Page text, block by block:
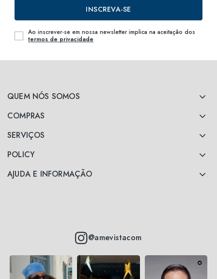
QUEM NÓS SOMOS
COMPRAS
SERVIÇOS
POLICY
AJUDA E INFORMAÇÃO
@amevistacom
INSCREVA-SE
Ao inscrever-se em nossa newsletter implica na aceitação dos
termos de privacidade